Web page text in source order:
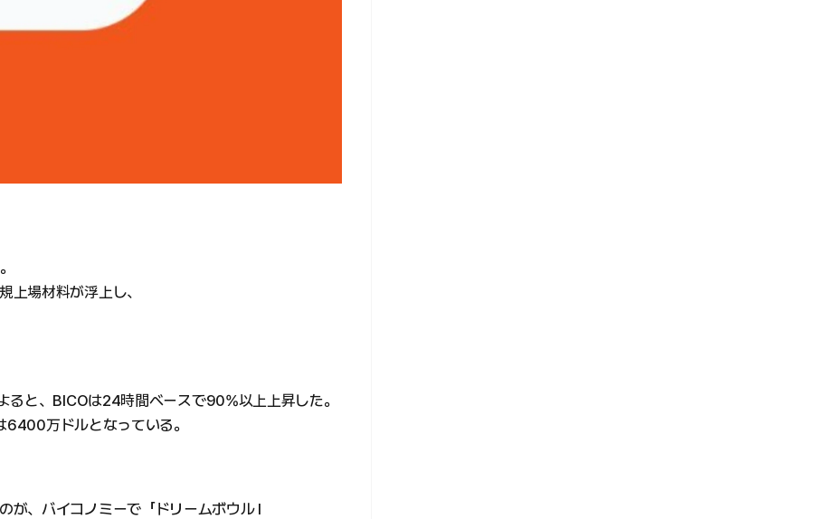
上場材料が浮上し、
ると、BICOは24時間ベースで90%以上上昇した。
万ドルとなっている。
が、バイコノミーで「ドリームボウル I